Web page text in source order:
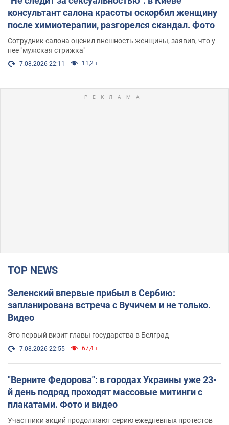
консультант салона красоты оскорбил женщину
после химиотерапии, разгорелся скандал. Фото
Сотрудник салона оценил внешность женщины, заявив, что у
нее "мужская стрижка"
7.08.2026 22:11 11,2 т.
TOP NEWS
Зеленский впервые прибыл в Сербию:
запланирована встреча с Вучичем и не только.
Видео
Это первый визит главы государства в Белград
7.08.2026 22:55 67,4 т.
"Верните Федорова": в городах Украины уже 23-
й день подряд проходят массовые митинги с
плакатами. Фото и видео
Участники акций продолжают серию ежедневных протестов